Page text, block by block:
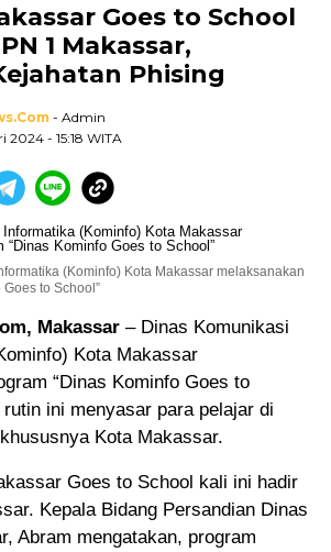
Goes to School
1 Makassar,
Phising
- Admin
2024 - 15:18 WITA
(Kominfo) Kota Makassar melaksanakan
to School”
Makassar – Dinas Komunikasi
Kota Makassar
“Dinas Kominfo Goes to
rutin ini menyasar para pelajar di
Kota Makassar.
Goes to School kali ini hadir
Kepala Bidang Persandian Dinas
Abram mengatakan, program